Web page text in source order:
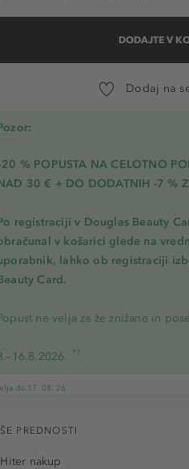
DODAJTE V
Dodaj na
% POPUSTA NA CELOTNO
30 € + DO DODATNIH -7 % Z
registraciji v Douglas Beauty
v košarici glede na
lahko ob registraciji
Card.
ne velja za že znižane in
*1
do 17. 08. 26.
PREDNOSTI
Hiter nakup